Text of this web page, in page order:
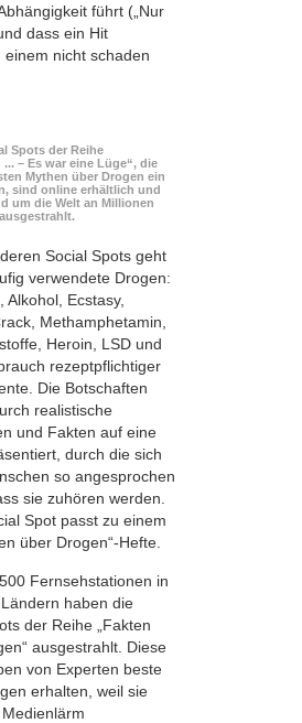
führt („Nur
dass ein Hit
einem nicht schaden
Spots der Reihe
... – Es war eine Lüge“, die
Mythen über Drogen ein
sind online erhältlich und
um die Welt an Millionen
Social Spots geht
verwendete Drogen:
Alkohol, Ecstasy,
Methamphetamin,
Heroin, LSD und
rezeptpflichtiger
Die Botschaften
realistische
und Fakten auf eine
durch die sich
so angesprochen
sie zuhören werden.
Spot passt zu einem
über Drogen“-Hefte.
Fernsehstationen in
haben die
der Reihe „Fakten
ausgestrahlt. Diese
von Experten beste
erhalten, weil sie